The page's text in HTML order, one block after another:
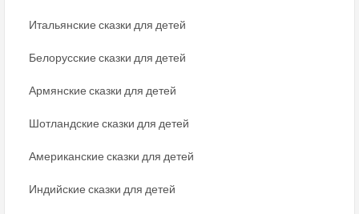
Итальянские сказки для детей
Белорусские сказки для детей
Армянские сказки для детей
Шотландские сказки для детей
Американские сказки для детей
Индийские сказки для детей